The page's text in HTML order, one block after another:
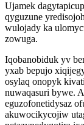
Ujamek
qyguzune
wulojady ka
zowuga.
Iqobanobiduk yv
yxab bepujo
osylaq onopyk
nuwaqasuri bywe.
eguzofonetidysaz
akuwocikycojiw